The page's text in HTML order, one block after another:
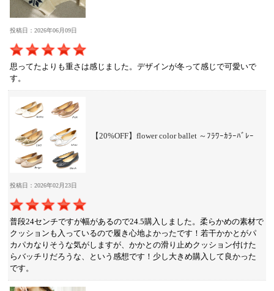
投稿日：2026年06月09日
思ってたよりも重さは感じました。デザインが冬って感じで可愛いで
す。
【20%OFF】flower color ballet ～ﾌﾗﾜｰｶﾗｰﾊﾞﾚｰ
投稿日：2026年02月23日
普段24センチですが幅があるので24.5購入しました。柔らかめの素材で
クッションも入っているので履き心地よかったです！若干かかとがパ
カパカなりそうな気がしますが、かかとの滑り止めクッション付けた
らバッチリだろうな、という感想です！少し大きめ購入して良かった
です。